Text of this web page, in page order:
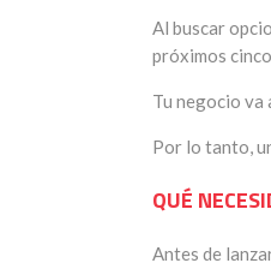
Al buscar
próximos
Tu negocio va
Por lo tanto,
QUÉ
Antes de